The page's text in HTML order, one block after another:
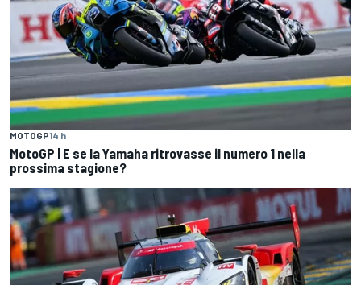
MOTOGP14 h
MotoGP | E se la Yamaha ritrovasse il numero 1 nella
prossima stagione?